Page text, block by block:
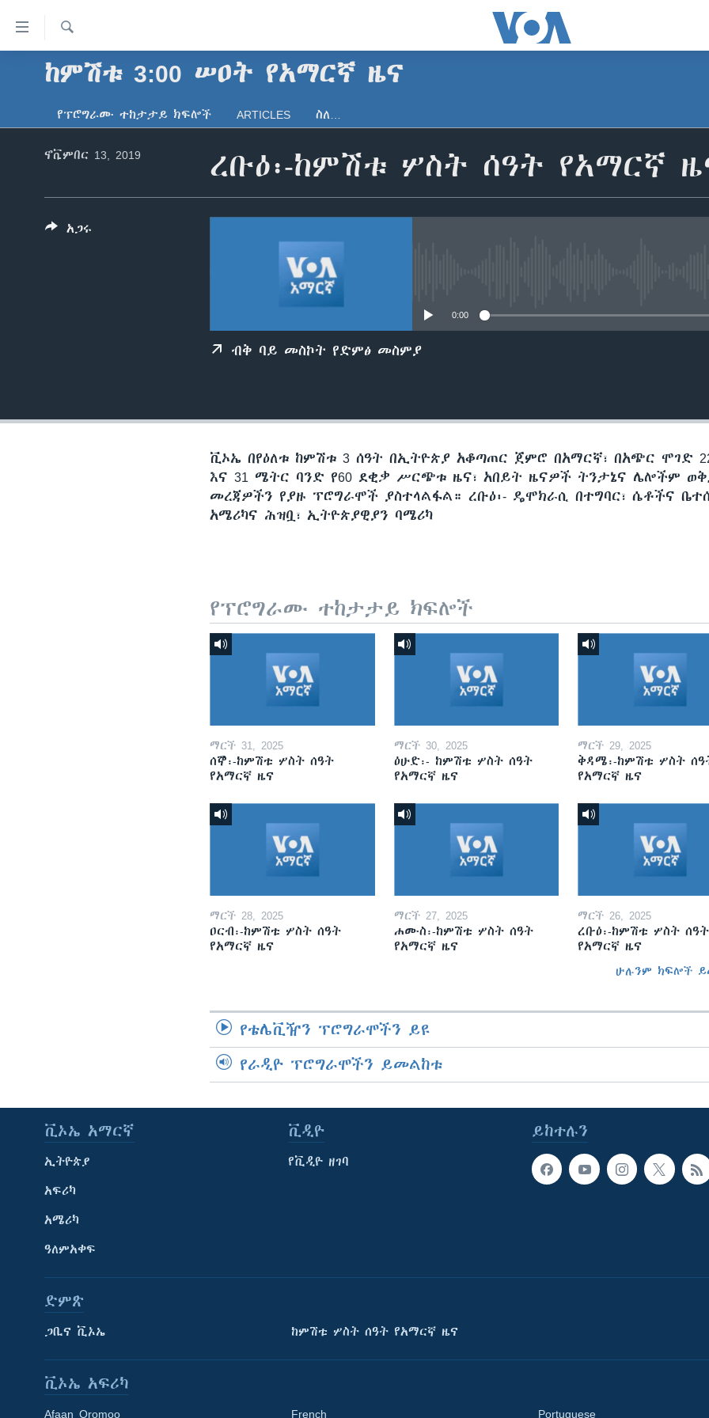
የመሥሪያ
ማገናኛዎች
አፍሪካ
ዓለምአቀፍ
ጋቢና ቪኦኤ
ከምሽቱ ሦስት ሰዓት የአማርኛ ዜና
ፈልግ
ከምሽቱ 3:00 ሠዐት የአማርኛ ዜና
የፕሮግራሙ ተከታታይ ክፍሎች ARTICLES ስለ…
ረቡዕ፡-ከምሽቱ ሦስት ሰዓት የአማርኛ
ኖቬምበር 13, 2019
0:00
ብቅ ባይ መስኮት የድምፅ መስምያ
አጋሩ
ቪኦኤ በየዕለቱ ከምሽቱ 3 ሰዓት በኢትዮጵያ አቆጣጠር ጀምሮ በአማርኛ፣ በአጭር ሞገድ
እና 31 ሜትር ባንድ የ60 ደቂቃ ሥርጭቱ ዜና፣ አበይት ዜናዎች ትንታኔና ሌሎችም
መረጃዎችን የያዙ ፕሮግራሞች ያስተላልፋል። ረቡዕ፡- ዴሞክራሲ በተግባር፣ ሴቶችና
አሜሪካና ሕዝቧ፣ ኢትዮጵያዊያን ባሜሪካ
የፕሮግራሙ ተከታታይ ክፍሎች
ማርች 31, 2025
ሰኞ፡-ከምሽቱ ሦስት ሰዓት
የአማርኛ ዜና
ማርች 30, 2025
ዕሁድ፡- ከምሽቱ ሦስት ሰዓት
የአማርኛ ዜና
ማርች 29, 2025
ቅዳሜ፡-ከምሽቱ ሦስት
የአማርኛ ዜና
ማርች 28, 2025
ዐርብ፡-ከምሽቱ ሦስት ሰዓት
የአማርኛ ዜና
ማርች 27, 2025
ሐሙስ፡-ከምሽቱ ሦስት ሰዓት
የአማርኛ ዜና
ማርች 26, 2025
ረቡዕ፡-ከምሽቱ ሦስት ሰዓት
የአማርኛ ዜና
ሁሉንም ክፍሎች
የቴሌቪዥን ፕሮግራሞችን ይዩ
የራዲዮ ፕሮግራሞችን ይመልከቱ
ይከተሉን
ቪኦኤ አማርኛ
ኢትዮጵያ
አፍሪካ
አሜሪካ
ዓለምአቀፍ
ቪዲዮ
የቪዲዮ ዘገባ
ድምጽ
ጋቢና ቪኦኤ ከምሽቱ ሦስት ሰዓት የአማርኛ ዜና
ቪኦኤ አፍሪካ
Afaan Oromoo French Portuguese